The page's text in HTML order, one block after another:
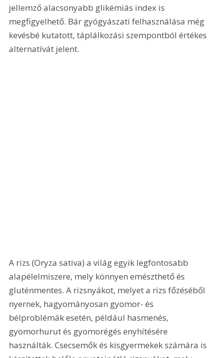
jellemző alacsonyabb glikémiás index is
megfigyelhető. Bár gyógyászati felhasználása még
kevésbé kutatott, táplálkozási szempontból értékes
alternatívát jelent.
A rizs (Oryza sativa) a világ egyik legfontosabb
alapélelmiszere, mely könnyen emészthető és
gluténmentes. A rizsnyákot, melyet a rizs főzéséből
nyernek, hagyományosan gyomor- és
bélproblémák esetén, például hasmenés,
gyomorhurut és gyomorégés enyhítésére
használták. Csecsemők és kisgyermekek számára is